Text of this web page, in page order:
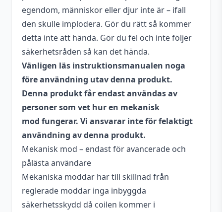
egendom, människor eller djur inte är – ifall
den skulle implodera. Gör du rätt så kommer
detta inte att hända. Gör du fel och inte följer
säkerhetsråden så kan det hända.
Vänligen läs instruktionsmanualen noga
före användning utav denna produkt.
Denna produkt får endast användas av
personer som vet hur en mekanisk
mod fungerar. Vi ansvarar inte för felaktigt
användning av denna produkt.
Mekanisk mod – endast för avancerade och
pålästa användare
Mekaniska moddar har till skillnad från
reglerade moddar inga inbyggda
säkerhetsskydd då coilen kommer i